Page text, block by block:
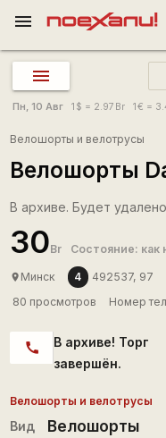
menu
Пн, 10 Авг 1 $ = 2.97 Br 1€ =
Велошорты и велотрусы
Велошорты
В архиве. Будет
30Br Состояние: как
place Минск 4 492537, 97
80 просмотров
Номер
call
В архиве! Торг
завершён.
Велошорты и велотрусы
Вид Велошорты